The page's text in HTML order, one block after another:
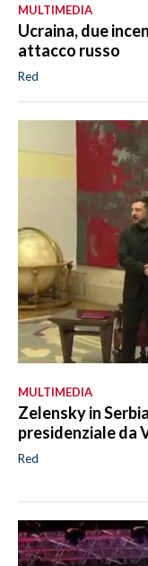
MULTIMEDIA
Ucraina, due
attacco russo
Red
MULTIMEDIA
Zelensky in
presidenziale da
Red